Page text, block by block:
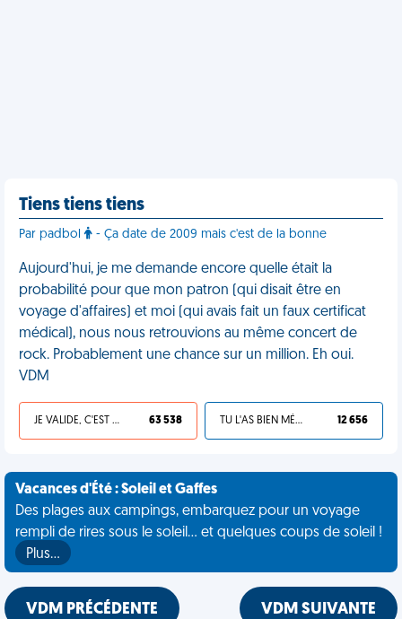
Tiens tiens tiens
Par padbol - Ça date de 2009 mais c'est de la bonne
Aujourd'hui, je me demande encore quelle était la
probabilité pour que mon patron (qui disait être en
voyage d'affaires) et moi (qui avais fait un faux certificat
médical), nous nous retrouvions au même concert de
rock. Probablement une chance sur un million. Eh oui.
VDM
JE VALIDE, C'EST UNE VDM 63 538 TU L'AS BIEN MÉRITÉ 12 656
Vacances d'Été : Soleil et Gaffes
Des plages aux campings, embarquez pour un voyage
rempli de rires sous le soleil... et quelques coups de soleil !
Plus…
VDM PRÉCÉDENTE VDM SUIVANTE